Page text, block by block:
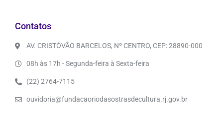
Contatos
AV. CRISTÓVÃO BARCELOS, Nº CENTRO, CEP: 28890-000
08h às 17h - Segunda-feira à Sexta-feira
(22) 2764-7115
ouvidoria@fundacaoriodasostrasdecultura.rj.gov.br